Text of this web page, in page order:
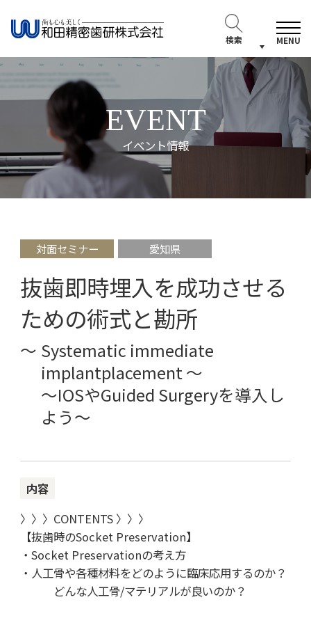
検索 MENU
EVENT
イベント情報
対面セミナー 愛知県
抜歯即時埋入を成功させる
ための術式と勘所
Systematic immediate
implantplacement ～
～IOSやGuided Surgeryを導入し
よう
内容
〉〉〉CONTENTS 〉〉〉
【抜歯時のSocket Preservation】
・Socket Preservationの考え方
・人工骨や各種材料をどのように臨床応用するのか？
どんな人工骨/マテリアルが良いのか？